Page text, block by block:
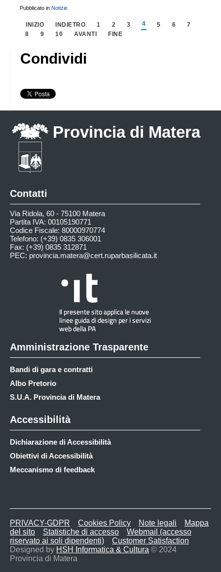
Pubblicato in Notizie
INIZIO INDIETRO 1 2 3 4 5 6
7
8
9 10 AVANTI FINE
Condividi
Provincia di Matera
Contatti
Via Ridola, 60 - 75100 Matera
Partita IVA: 00105190771
Codice Fiscale: 80000970774
Telefono: (+39) 0835 306001
Fax: (+39) 0835 312871
PEC: provincia.matera@cert.ruparbasilicata.it
Amministrazione Trasparente
Bandi di gara e contratti
Albo Pretorio
S.U.A. Provincia di Matera
Accessibilità
Dichiarazione di Accessibilità
Obiettivi di Accessibilità
Meccanismo di feedback
PRIVACY-GDPR Cookies Policy Note legali
Mappa
del sito
Statistiche di accesso
Webmail (accesso
riservato ai soli dipendenti)
Customer Satisfaction
Designed by HSH Informatica & Cultura © 2024
Provincia di Matera